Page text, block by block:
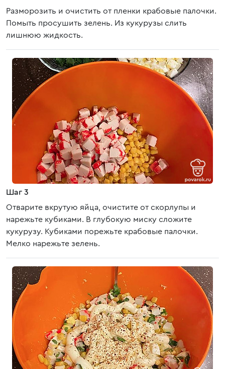
Разморозить и очистить от пленки крабовые палочки.
Помыть просушить зелень. Из кукурузы слить
лишнюю жидкость.
Шаг 3
Отварите вкрутую яйца, очистите от скорлупы и
нарежьте кубиками. В глубокую миску сложите
кукурузу. Кубиками порежьте крабовые палочки.
Мелко нарежьте зелень.